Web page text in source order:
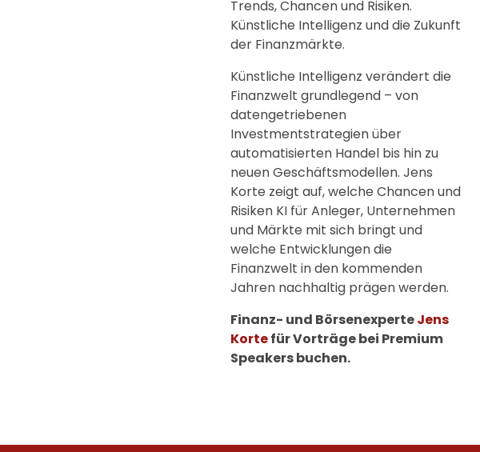
Trends, Chancen und Risiken.
Künstliche Intelligenz und die Zukunft
der Finanzmärkte.
Künstliche Intelligenz verändert die
Finanzwelt grundlegend – von
datengetriebenen
Investmentstrategien über
automatisierten Handel bis hin zu
neuen Geschäftsmodellen. Jens
Korte zeigt auf, welche Chancen und
Risiken KI für Anleger, Unternehmen
und Märkte mit sich bringt und
welche Entwicklungen die
Finanzwelt in den kommenden
Jahren nachhaltig prägen werden.
Finanz- und BörsenexperteJens
Kortefür Vorträge bei Premium
Speakers buchen.